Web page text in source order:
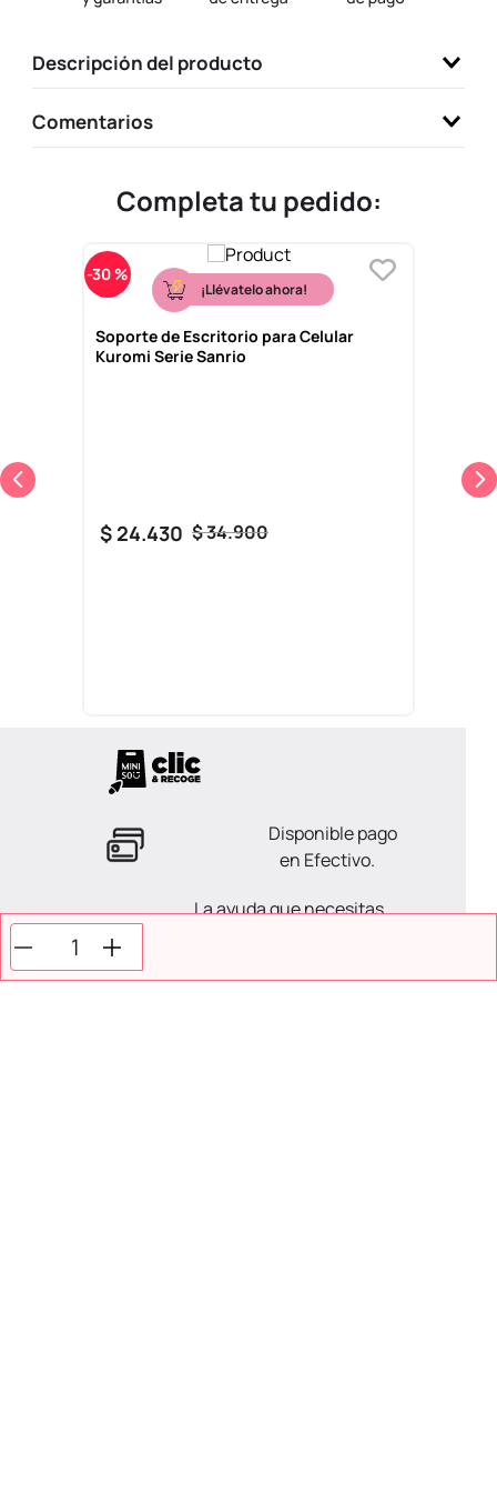
Descripción del producto
Comentarios
Completa tu pedido:
-30 %
¡Llévatelo ahora!
Soporte de Escritorio para Celular
Kuromi Serie Sanrio
$34.900
$ 24.430
Disponible pago
en Efectivo.
La ayuda que necesitas
Todos tus pagos son
10. llaveros